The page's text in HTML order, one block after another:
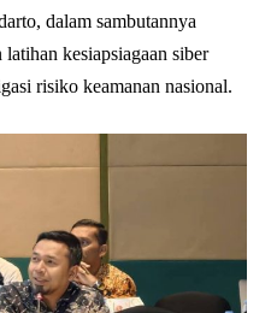
dalam sambutannya
kesiapsiagaan siber
risiko keamanan nasional.